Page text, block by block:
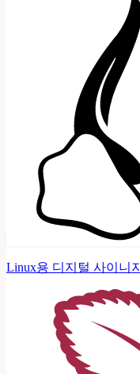
Linux용 디지털 사이니지